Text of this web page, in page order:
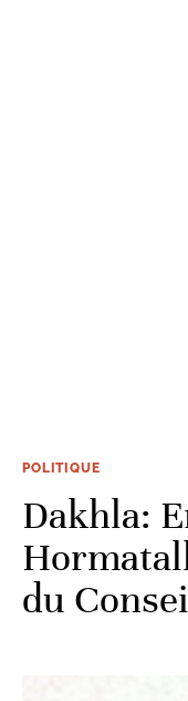
POLITIQUE
Dakhla:
du